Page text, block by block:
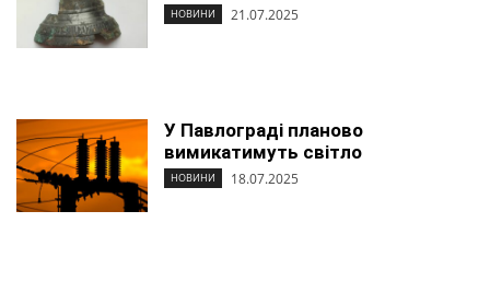
НОВИНИ 21.07.2025
У Павлограді планово
вимикатимуть світло
НОВИНИ 18.07.2025